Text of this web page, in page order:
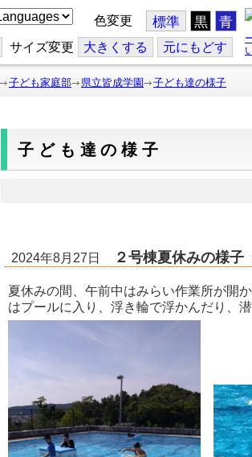
色変更 標準 黒 青
サイズ変更 大きくする 元にもどす
子ども家庭部 県立皆成学園 子ども達の様子
子ども達の様子
2024年8月27日 ２号棟夏休みの様子
夏休みの間、午前中はみらい作業所が開
はプールに入り、浮き輪で浮かんだり、